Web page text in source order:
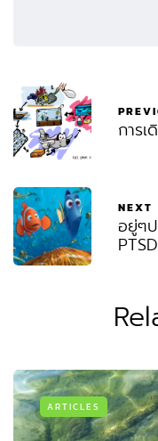
การเ
NEXT
อยู่ๆ
ARTICLES